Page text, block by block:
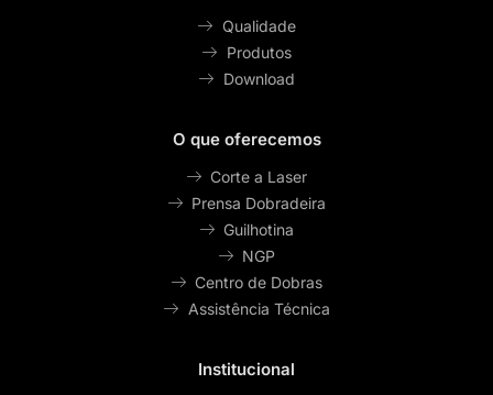
Qualidade
Produtos
Download
O que oferecemos
Corte a Laser
Prensa Dobradeira
Guilhotina
NGP
Centro de Dobras
Assistência Técnica
Institucional